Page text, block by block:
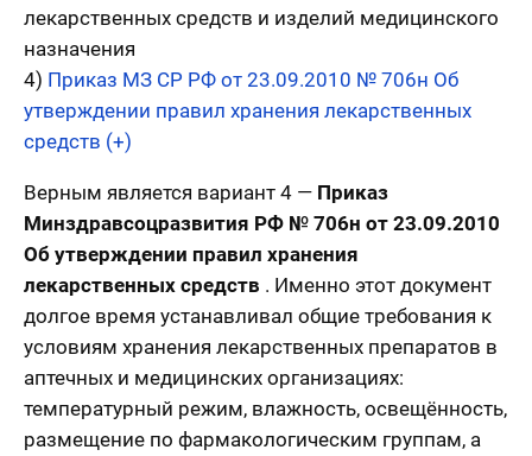
лекарственных средств и изделий медицинского
назначения
4) Приказ МЗ СР РФ от 23.09.2010 № 706н Об
утверждении правил хранения лекарственных
средств (+)
Верным является вариант 4 — Приказ
Минздравсоцразвития РФ № 706н от 23.09.2010
Об утверждении правил хранения
лекарственных средств . Именно этот документ
долгое время устанавливал общие требования к
условиям хранения лекарственных препаратов в
аптечных и медицинских организациях:
температурный режим, влажность, освещённость,
размещение по фармакологическим группам, а